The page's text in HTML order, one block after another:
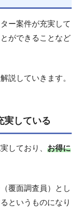
ー案件が充実して
ができることなど
説していきます。
実している
しており、 お得に
覆面調査員）とし
というものになり